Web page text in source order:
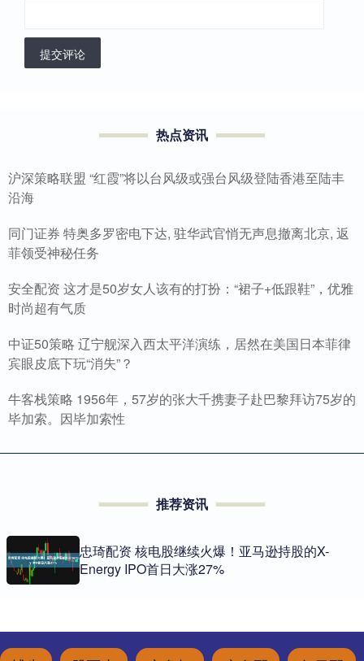
提交评论
热点资讯
沪深策略联盟 “红霞”将以台风级或强台风级登陆香港至陆丰
沿海
同门证券 特奥多罗密电下达, 驻华武官悄无声息撤离北京, 返
菲领受神秘任务
安全配资 这才是50岁女人该有的打扮：“裙子+低跟鞋”，优雅
时尚超有气质
中证50策略 辽宁舰深入西太平洋演练，居然在美国日本菲律
宾眼皮底下玩“消失”？
牛客栈策略 1956年，57岁的张大千携妻子赴巴黎拜访75岁的
毕加索。因毕加索性
推荐资讯
忠琦配资 核电股继续火爆！亚马逊持股的X-
Energy IPO首日大涨27%